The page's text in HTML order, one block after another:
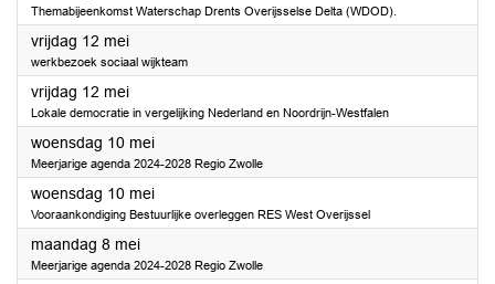
Themabijeenkomst Waterschap Drents Overijsselse Delta (WDOD).
vrijdag 12 mei2023
werkbezoek sociaal wijkteam
vrijdag 12 mei2023
Lokale democratie in vergelijking Nederland en Noordrijn-Westfalen
woensdag 10 mei2023
Meerjarige agenda 2024-2028 Regio Zwolle
woensdag 10 mei2023
Vooraankondiging Bestuurlijke overleggen RES West Overijssel
maandag 8 mei2023
Meerjarige agenda 2024-2028 Regio Zwolle